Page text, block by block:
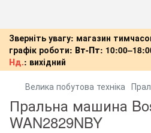
Зверніть увагу: магазин
графік роботи: Вт-Пт:
Нд.: вихідний
Велика побутова техніка
Пральна машина
WAN2829NBY